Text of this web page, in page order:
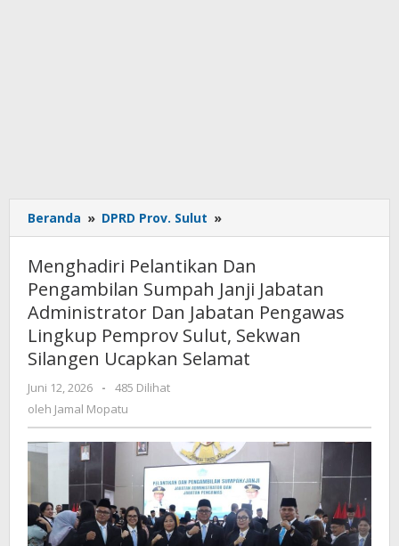
Beranda » DPRD Prov. Sulut »
Pelantikan
Pengambilan
Sumpah
Janji
Jabatan
Administrator
Dan
Lingkup
Pemprov
Sulut,
Sekwan
Silangen
Ucapkan
Selamat
Menghadiri Pelantikan Dan
Pengambilan Sumpah Janji Jabatan
Administrator Dan Jabatan Pengawas
Lingkup Pemprov Sulut, Sekwan
Silangen Ucapkan Selamat
Juni 12, 2026
oleh
Jamal
Mopatu
-
485 Dilihat
oleh Jamal Mopatu